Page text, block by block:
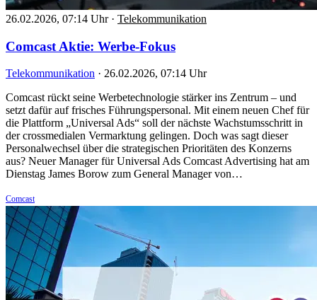
26.02.2026, 07:14 Uhr · Telekommunikation
Comcast Aktie: Werbe-Fokus
Telekommunikation · 26.02.2026, 07:14 Uhr
Comcast rückt seine Werbetechnologie stärker ins Zentrum – und
setzt dafür auf frisches Führungspersonal. Mit einem neuen Chef für
die Plattform „Universal Ads“ soll der nächste Wachstumsschritt in
der crossmedialen Vermarktung gelingen. Doch was sagt dieser
Personalwechsel über die strategischen Prioritäten des Konzerns
aus? Neuer Manager für Universal Ads Comcast Advertising hat am
Dienstag James Borow zum General Manager von…
Comcast